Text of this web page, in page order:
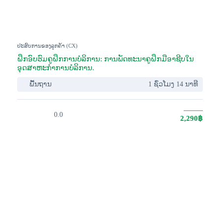
ປະສົບການຂອງລູກຄ້າ (CX)
ຝຶກອົບຮົມຄູຝຶກການບໍລິການ: ການພັດທະນາຄູຝຶກມືອາຊີບໃນ
ອຸດສາຫະກໍາການບໍລິການ.
ພື້ນຖານ 1 ຊົ່ວໂມງ 14 ນາທີ
0.0
2,690฿
2,290฿